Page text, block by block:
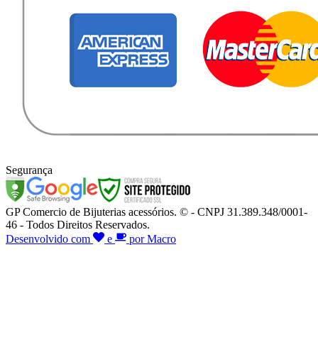
Segurança
GP Comercio de Bijuterias acessórios. © - CNPJ 31.389.348/0001-
46 - Todos Direitos Reservados.
Desenvolvido com
e por Macro